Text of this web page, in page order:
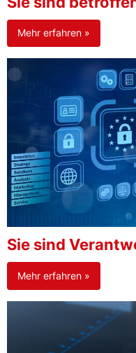
Mehr erfahren »
Sie sind
Mehr erfahren »